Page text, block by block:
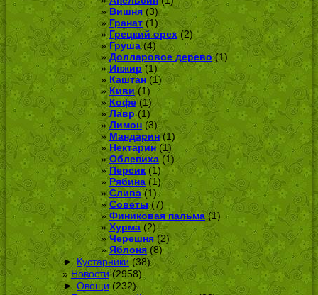
Вишня(3)
Гранат (1)
Грецкий орех (2)
Груша(4)
Долларовое дерево(1)
Инжир(1)
Каштан (1)
Киви(1)
Кофе(1)
Лавр(1)
Лимон (3)
Мандарин(1)
Нектарин(1)
Облепиха (1)
Персик (1)
Рябина (1)
Слива(1)
Советы(7)
Финиковая пальма(1)
Хурма (2)
Черешня (2)
Яблоня(8)
► Кустарники(38)
Новости(2958)
► Овощи(232)